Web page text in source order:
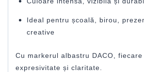
Ideal pentru școală, birou,
creative
Cu markerul albastru DACO,
expresivitate și claritate.